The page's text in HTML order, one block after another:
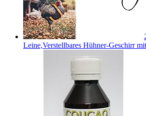
Leine,Verstellbares Hühner-Geschirr